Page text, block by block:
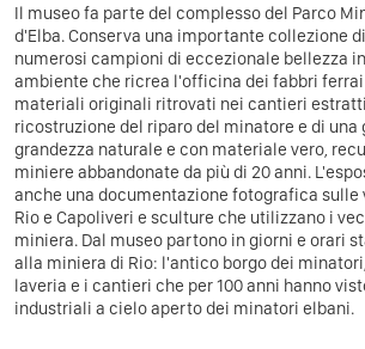
Il museo fa parte del complesso del Parco
d'Elba. Conserva una importante collezione
numerosi campioni di eccezionale bellezza
ambiente che ricrea l'officina dei fabbri ferrai
materiali originali ritrovati nei cantieri
ricostruzione del riparo del minatore e di una
grandezza naturale e con materiale vero,
miniere abbandonate da più di 20 anni.
anche una documentazione fotografica
Rio e Capoliveri e sculture che utilizzano i
miniera. Dal museo partono in giorni e orari
alla miniera di Rio: l'antico borgo dei
laveria e i cantieri che per 100 anni hanno
industriali a cielo aperto dei minatori elbani.